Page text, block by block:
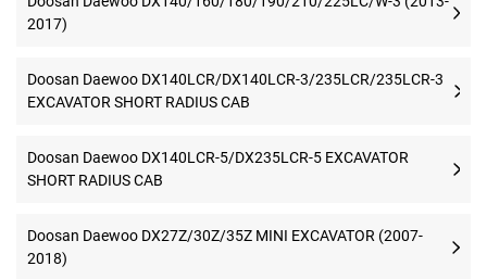
2017)
Doosan Daewoo DX140LCR/DX140LCR-3/235LCR/235LCR-3
EXCAVATOR SHORT RADIUS CAB
Doosan Daewoo DX140LCR-5/DX235LCR-5 EXCAVATOR
SHORT RADIUS CAB
Doosan Daewoo DX27Z/30Z/35Z MINI EXCAVATOR (2007-
2018)